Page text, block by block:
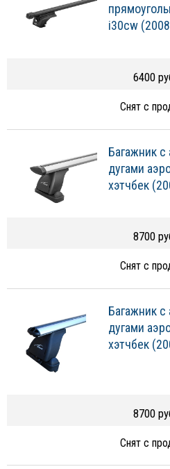
i30cw
6400
Снят с
Багажник
дугами
хэтчбек
8700
Снят с
Багажник
дугами
хэтчбек
8700
Снят с